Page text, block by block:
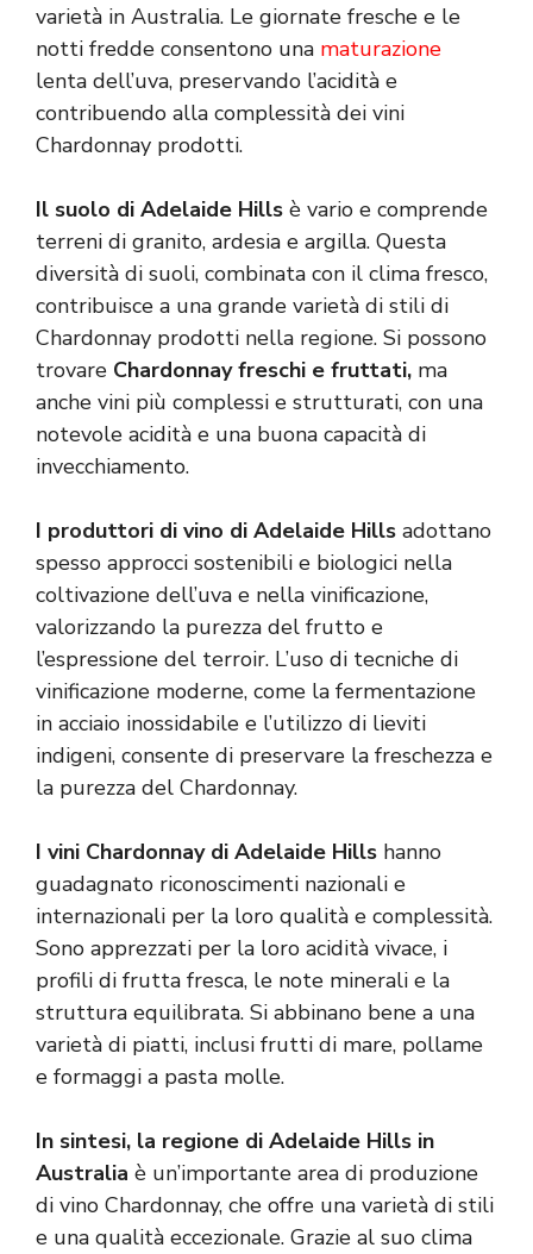
varietà in Australia. Le giornate fresche e le
notti fredde consentono una maturazione
lenta dell’uva, preservando l’acidità e
contribuendo alla complessità dei vini
Chardonnay prodotti.
Il suolo di Adelaide Hills è vario e comprende
terreni di granito, ardesia e argilla. Questa
diversità di suoli, combinata con il clima fresco,
contribuisce a una grande varietà di stili di
Chardonnay prodotti nella regione. Si possono
trovare Chardonnay freschi e fruttati, ma
anche vini più complessi e strutturati, con una
notevole acidità e una buona capacità di
invecchiamento.
I produttori di vino di Adelaide Hills adottano
spesso approcci sostenibili e biologici nella
coltivazione dell’uva e nella vinificazione,
valorizzando la purezza del frutto e
l’espressione del terroir. L’uso di tecniche di
vinificazione moderne, come la fermentazione
in acciaio inossidabile e l’utilizzo di lieviti
indigeni, consente di preservare la freschezza e
la purezza del Chardonnay.
I vini Chardonnay di Adelaide Hills hanno
guadagnato riconoscimenti nazionali e
internazionali per la loro qualità e complessità.
Sono apprezzati per la loro acidità vivace, i
profili di frutta fresca, le note minerali e la
struttura equilibrata. Si abbinano bene a una
varietà di piatti, inclusi frutti di mare, pollame
e formaggi a pasta molle.
In sintesi, la regione di Adelaide Hills in
Australia è un’importante area di produzione
di vino Chardonnay, che offre una varietà di stili
e una qualità eccezionale. Grazie al suo clima